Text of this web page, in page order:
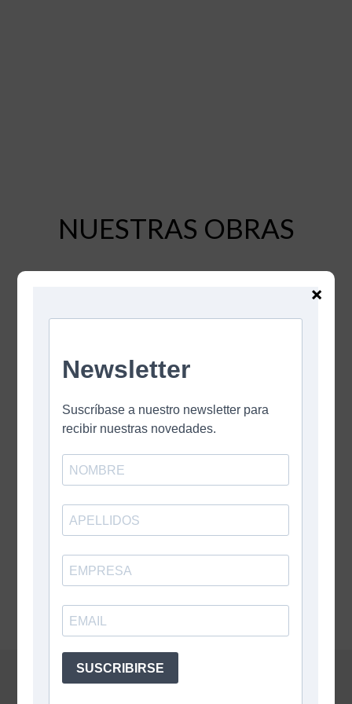
NUESTRAS OBRAS
BELGRANO OFFICE
Sistema:GRA Bandeja Modular con Sedum.
Cliente:Estudio Mario Roberto Alvarez MRA+
Superficie:1200 m2
Instalación de Bandejas Modulares con Sedum en
terraza del edificio Belgrano Office. Ciudad de
Buenos Aires.
×